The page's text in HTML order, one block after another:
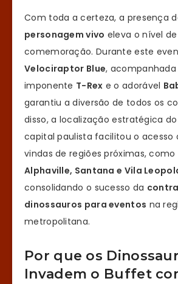
Com toda a certeza, a presença
personagem vivo eleva o nível
comemoração. Durante este
Velociraptor Blue, acompanhada
imponente T-Rex e o adorável
garantiu a diversão de todos os
disso, a localização estratégica
capital paulista facilitou o acesso
vindas de regiões próximas, como
Alphaville, Santana e Vila
consolidando o sucesso da
dinossauros para eventos na
metropolitana.
Por que os
Invadem o Buffet